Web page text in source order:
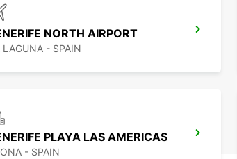
NORTH AIRPORT
LAGUNA - SPAIN
PLAYA LAS AMERICAS
- SPAIN